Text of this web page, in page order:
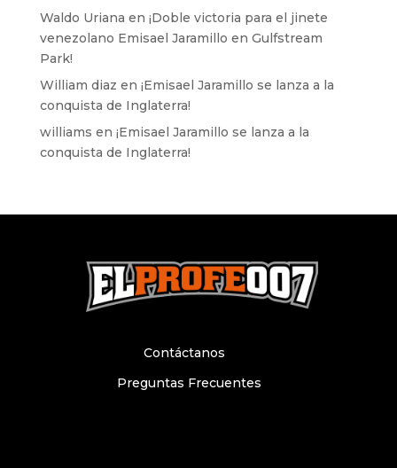
Waldo Uriana en ¡Doble victoria para el jinete
venezolano Emisael Jaramillo en Gulfstream
Park!
William diaz en ¡Emisael Jaramillo se lanza a la
conquista de Inglaterra!
williams en ¡Emisael Jaramillo se lanza a la
conquista de Inglaterra!
Preguntas Frecuentes
Contáctanos